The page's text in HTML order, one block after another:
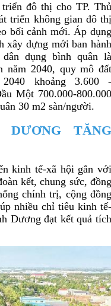
đô thị cho TP.
triển không gian đô
bối cảnh mới. Áp
xây dựng mới ban
dụng bình quân
năm 2040, quy mô
khoảng 3.600
Một 700.000-
30 m2 sàn/người.
kinh tế-xã hội gắn
kết, chung sức,
chính trị, cộng
nhiều chỉ tiêu kinh
Dương đạt kết quả